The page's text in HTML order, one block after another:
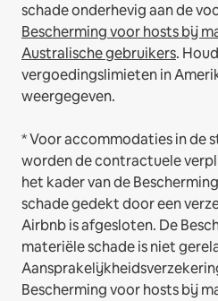
schade onderhevig aan de
Bescherming voor hosts bij
Australische gebruikers.
vergoedingslimieten in
weergegeven.
* Voor accommodaties in de
worden de contractuele
het kader van de
schade gedekt door een
Airbnb is afgesloten. De
materiële schade is niet
Bescherming voor hosts bij